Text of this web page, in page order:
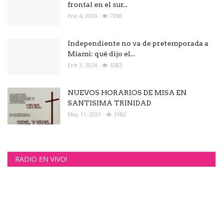
frontal en el sur...
Ene 4, 2024 7298
Independiente no va de pretemporada a
Miami: qué dijo el...
Ene 3, 2024 6582
NUEVOS HORARIOS DE MISA EN
SANTISIMA TRINIDAD
May 11, 2021 3182
RADIO EN VIVO!